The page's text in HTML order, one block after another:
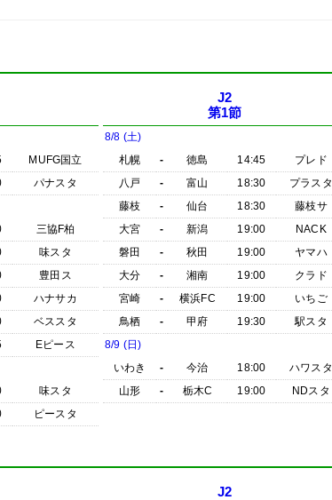
MUFG国立
パナスタ
三協F柏
味スタ
豊田ス
ハナサカ
ベススタ
Eピース
味スタ
ピースタ
J2
第1節
8/8 (土)
札幌
- 徳島 14:45
プレド
八戸
- 富山 18:30
プラスタ
藤枝
- 仙台 18:30
藤枝サ
大宮
- 新潟 19:00
NACK
磐田
- 秋田 19:00
ヤマハ
大分
- 湘南 19:00
クラド
宮崎
- 横浜FC 19:00
いちご
鳥栖
- 甲府 19:30
駅スタ
8/9 (日)
いわき
- 今治 18:00
ハワスタ
山形
- 栃木C 19:00 NDスタ
J2